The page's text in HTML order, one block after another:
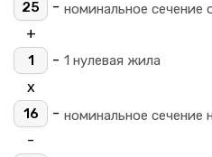
25 - номинальное
+
1 - 1 нулевая жила
х
16 - номинальное сечение
-